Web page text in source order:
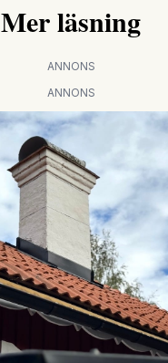
Mer läsning
ANNONS
ANNONS